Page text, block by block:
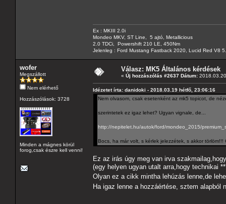
Ex : MKIII 2.0i
Mondeo MKV, ST Line, 5 ajtó, Metallicious
2.0 TDCi, Powershift 210 LE, 450Nm
Jelenleg : Ford Mustang Fastback 2020, Lucid Red V8
wofer
Megszállott
Nem elérhető
Hozzászólások: 3728
Minden a mágnes körül
forog,csak észre kell venni!
Válasz: MK5 Általános kérdések
« Új hozzászólás #2637 Dátum:
Idézetet írta: danidoki - 2018.03.19 hétfő, 23:06:16
Nem olvasom, csak esetenként az mk5 topicot, de
szerintetek ez igaz lehet? Ugyan vignale, de...
http://nepitelet.hu/autok/ford/mondeo_2015/
Bocs, ha már volt, s kérlek jelezzétek, s akkor
Ez az irás úgy meg van irva
(egy helyen ugyan utalt arra,hogy technikai
Olyan ez a cikk mintha lehúzás lenne,de
Ha igaz lenne a hozzáértése, sztem